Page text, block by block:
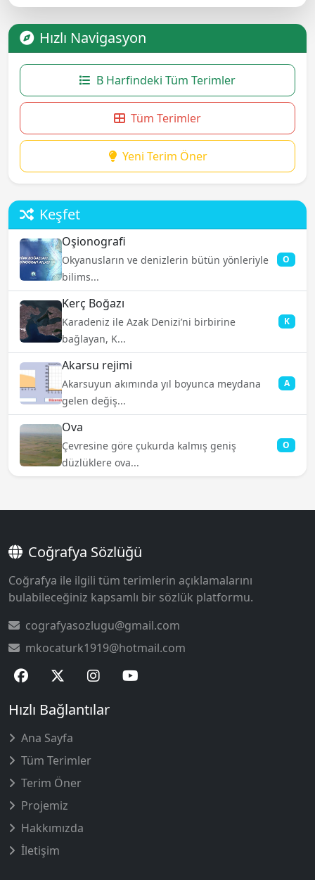
Hızlı Navigasyon
B Harfindeki Tüm Terimler
Tüm Terimler
Yeni Terim Öner
Keşfet
Oşionografi
Okyanusların ve denizlerin bütün yönleriyle
bilims...
O
Kerç Boğazı
Karadeniz ile Azak Denizi’ni birbirine
bağlayan, K...
K
Akarsu rejimi
Akarsuyun akımında yıl boyunca meydana
gelen değiş...
A
Ova
Çevresine göre çukurda kalmış geniş
düzlüklere ova...
O
Coğrafya Sözlüğü
Coğrafya ile ilgili tüm terimlerin açıklamalarını
bulabileceğiniz kapsamlı bir sözlük platformu.
cografyasozlugu@gmail.com
mkocaturk1919@hotmail.com
Hızlı Bağlantılar
Ana Sayfa
Tüm Terimler
Terim Öner
Projemiz
Hakkımızda
İletişim